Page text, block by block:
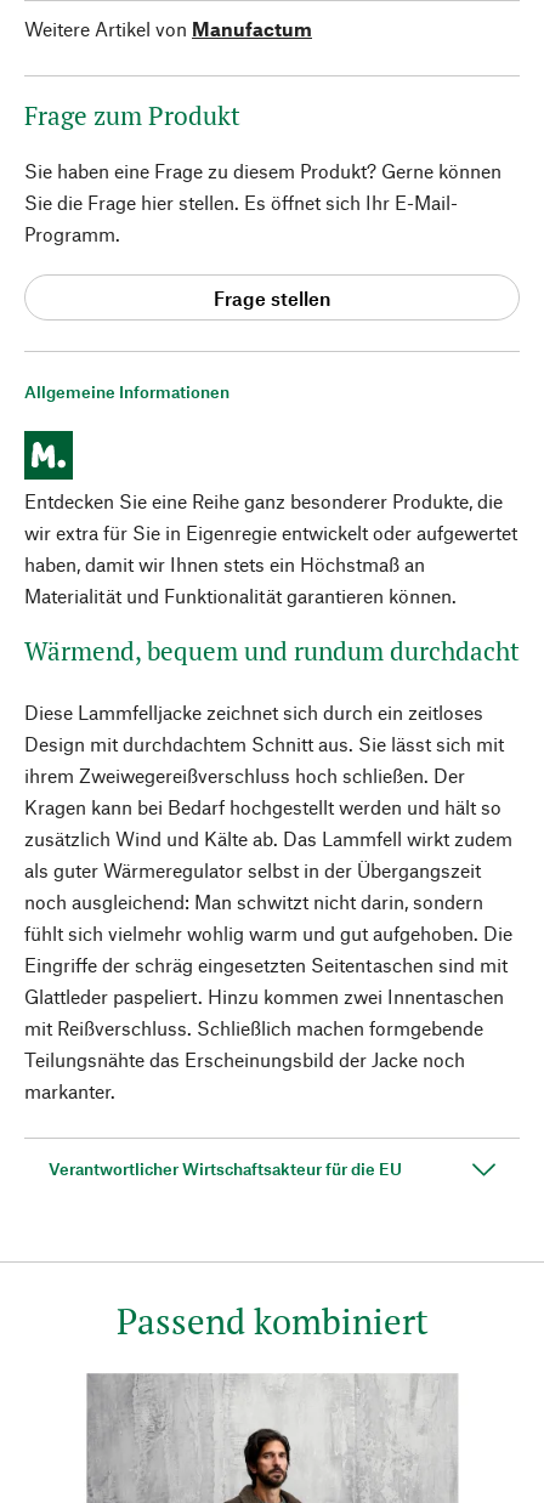
Allgemeine Informationen
Entdecken Sie eine Reihe ganz besonderer Produkte, die
wir extra für Sie in Eigenregie entwickelt oder aufgewertet
haben, damit wir Ihnen stets ein Höchstmaß an
Materialität und Funktionalität garantieren können.
Wärmend, bequem und rundum durchdacht
Diese Lammfelljacke zeichnet sich durch ein zeitloses
Design mit durchdachtem Schnitt aus. Sie lässt sich mit
ihrem Zweiwegereißverschluss hoch schließen. Der
Kragen kann bei Bedarf hochgestellt werden und hält so
zusätzlich Wind und Kälte ab. Das Lammfell wirkt zudem
als guter Wärmeregulator selbst in der Übergangszeit
noch ausgleichend: Man schwitzt nicht darin, sondern
fühlt sich vielmehr wohlig warm und gut aufgehoben. Die
Eingriffe der schräg eingesetzten Seitentaschen sind mit
Glattleder paspeliert. Hinzu kommen zwei Innentaschen
mit Reißverschluss. Schließlich machen formgebende
Teilungsnähte das Erscheinungsbild der Jacke noch
markanter.
Verantwortlicher Wirtschaftsakteur für die EU
Weitere Artikel von Manufactum
Frage zum Produkt
Sie haben eine Frage zu diesem Produkt? Gerne können
Sie die Frage hier stellen. Es öffnet sich Ihr E-Mail-
Programm.
Frage stellen
Passend kombiniert